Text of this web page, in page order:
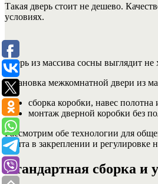
Такая дверь стоит не дешево.
условиях.
Дверь из массива сосны выглядит не
Установка межкомнатной двери из
сборка коробки, навес
монтаж дверной коробки без
Рассмотрим обе технологии для
опыта в закреплении и регулировке
Стандартная сборка и